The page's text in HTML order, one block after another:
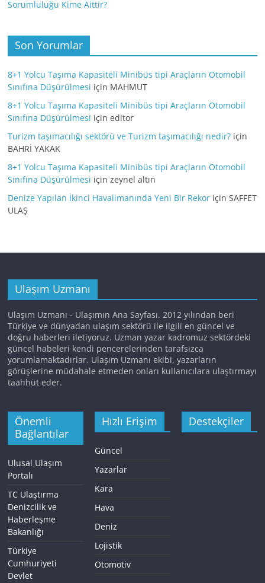
Sorumluluğu Kime Aittir?
Son Yorumlar
8+1 Yolcu Taşıma Kapasiteli Minibüs tipi Araçların Otomobil
Sınıfına Düşürülmesi için MAHMUT
8+1 Yolcu Taşıma Kapasiteli Minibüs tipi Araçların Otomobil
Sınıfına Düşürülmesi içineditor
Turizm taşımacılığı sektörü ve Turizm taşımacılığı nedir? için
BAHRİ YAKAK
8+1 Yolcu Taşıma Kapasiteli Minibüs tipi Araçların Otomobil
Sınıfına Düşürülmesi içinzeynel altın
Denize Yapılan İkinci Havalimanında Yeni Bir Rekor içinSAFFET
ULAŞ
Ulaşım Uzmanı
Ulaşım Uzmanı - Ulaşımın Ana Sayfası. 2012 yılından beri
Türkiye ve dünyadan ulaşım sektörü ile ilgili en güncel ve
doğru haberleri iletiyoruz. Uzman yazar kadromuz sektördeki
güncel habeleri kendi pencerelerinden tarafsızca
yorumlamaktadırlar. Ulaşım Uzmanı ekibi, yazarların
görüşlerine müdahale etmeden onları kullanıcılara ulaştırmayı
taahhüt eder.
Önemli
Bağlantılar
Ulusal Ulaşım
Portalı
TC Ulaştırma
Denizcilik ve
Haberleşme
Bakanlığı
Türkiye
Cumhuriyeti
Devlet
Hızlı Erişim
Güncel
Yazarlar
Kara
Hava
Deniz
Lojistik
Otomotiv
Destekçiler